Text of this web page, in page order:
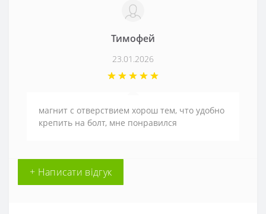
Тимофей
23.01.2026
магнит с отверствием хорош тем, что удобно
крепить на болт, мне понравился
+ Написати відгук